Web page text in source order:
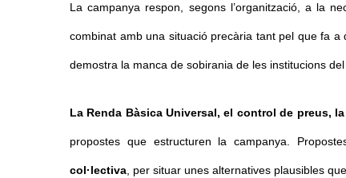
La campanya respon, segons l’organització, a la
combinat amb una situació precària tant pel que fa
demostra la manca de sobirania de les institucions
La Renda Bàsica Universal, el control de preus,
propostes que estructuren la campanya.
col·lectiva, per situar unes alternatives plausibles